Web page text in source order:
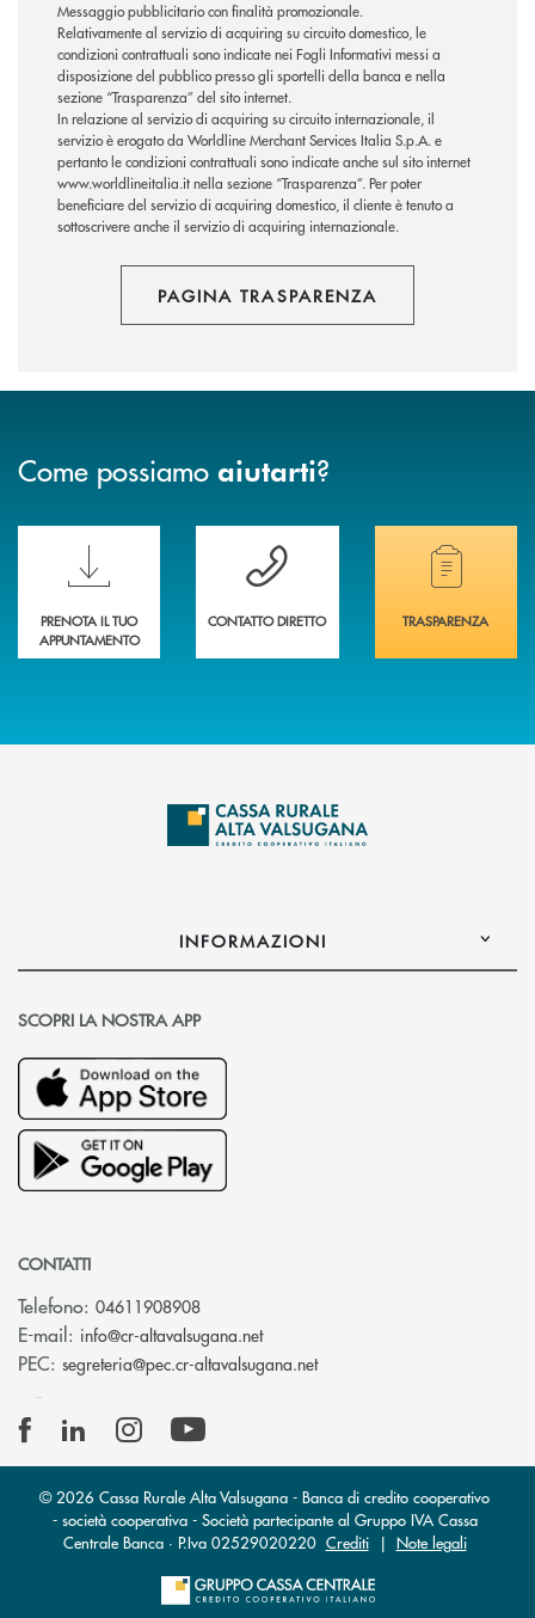
Messaggio pubblicitario con finalità promozionale.
Relativamente al servizio di acquiring su circuito domestico, le
condizioni contrattuali sono indicate nei Fogli Informativi messi a
disposizione del pubblico presso gli sportelli della banca e nella
sezione “Trasparenza” del sito internet.
In relazione al servizio di acquiring su circuito internazionale, il
servizio è erogato da Worldline Merchant Services Italia S.p.A. e
pertanto le condizioni contrattuali sono indicate anche sul sito internet
www.worldlineitalia.it nella sezione “Trasparenza”. Per poter
beneficiare del servizio di acquiring domestico, il cliente è tenuto a
sottoscrivere anche il servizio di acquiring internazionale.
PAGINA TRASPARENZA
Come possiamo aiutarti?
Scopri le funzionalità della nuova PRENOTA BANCA
PRENOTA IL TUO
APPUNTAMENTO
Hai bisogno di assistenza immediata?
CONTATTO DIRETTO
Hai bisogno di
TRASPARENZA
INFORMAZIONI
SCOPRI LA NOSTRA APP
CONTATTI
Telefono: 04611908908
E-mail: info@cr-altavalsugana.net(si apre l’app di posta
PEC: segreteria@pec.cr-altavalsugana.net(si apre l’app di posta
© 2026 Cassa Rurale Alta Valsugana - Banca di credito cooperativo
- società cooperativa - Società partecipante al Gruppo IVA Cassa
Centrale Banca · P.Iva 02529020220 Crediti| Note legali